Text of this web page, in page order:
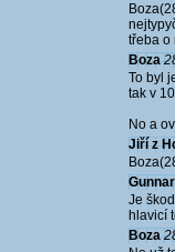
třeba o
Boza
To byl
tak v
No a
Jiří z
Gunnar
Je
hlavicí
Boza